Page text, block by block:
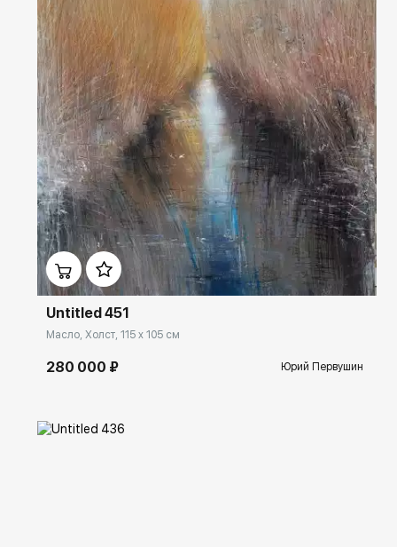
Домен: ekb.rakovgallery.ru
Untitled 451
Масло, Холст, 115 x 105 см
280 000 ₽ Юрий Первушин